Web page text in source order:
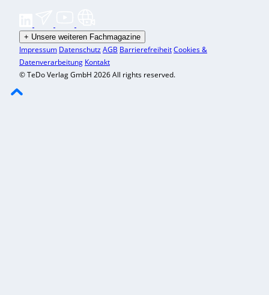
+ Unsere weiteren Fachmagazine
Impressum DatenschutzAGB BarrierefreiheitCookies &
Datenverarbeitung Kontakt
© TeDo Verlag GmbH 2026 All rights reserved.